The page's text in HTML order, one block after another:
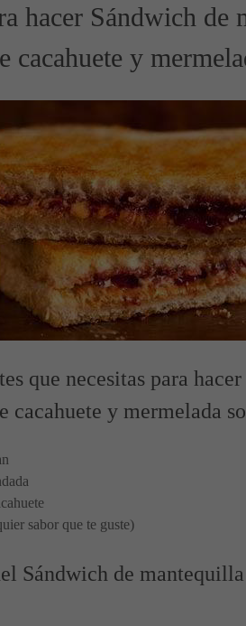
hacer Sándwich de
cacahuete y
que necesitas para
cacahuete y mermelada
sabor que te guste)
Sándwich de mantequilla